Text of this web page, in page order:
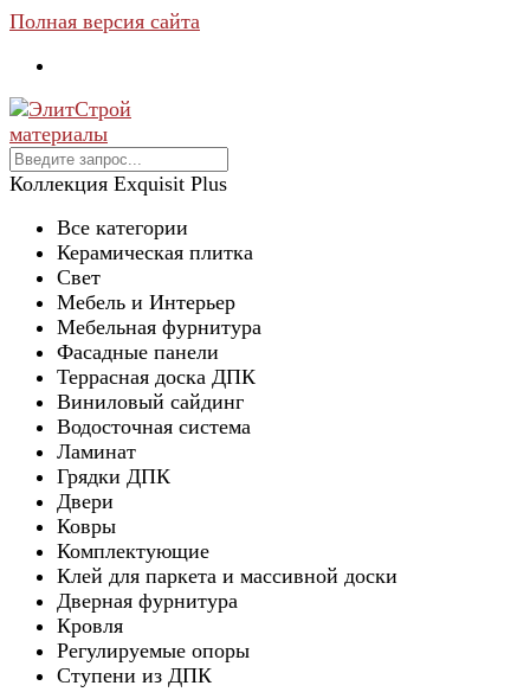
Полная версия сайта
Коллекция Exquisit Plus
Все категории
Керамическая плитка
Свет
Мебель и Интерьер
Мебельная фурнитура
Фасадные панели
Террасная доска ДПК
Виниловый сайдинг
Водосточная система
Ламинат
Грядки ДПК
Двери
Ковры
Комплектующие
Клей для паркета и массивной доски
Дверная фурнитура
Кровля
Регулируемые опоры
Ступени из ДПК